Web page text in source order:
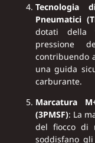
Tecnologia
Pneumatici
dotati della
pressione
contribuendo
una guida
carburante.
Marcatura
(3PMSF): La
del fiocco di
soddisfano